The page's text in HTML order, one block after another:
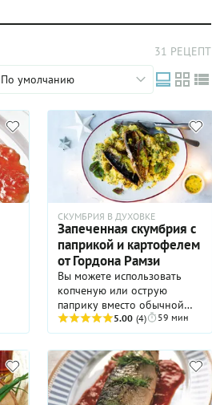
31 РЕЦЕПТ
По умолчанию
СКУМБРИЯ В ДУХОВКЕ
Запеченная скумбрия с
паприкой и картофелем
от Гордона Рамзи
Вы можете использовать
копченую или острую
паприку вместо обычной
сладкой.
5.00 (4) 59 мин